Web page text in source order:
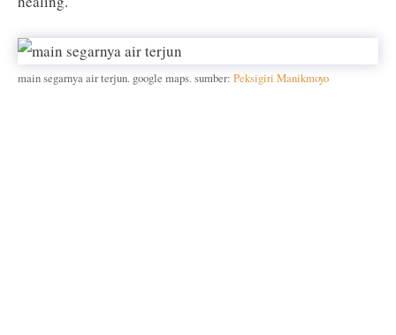
main segarnya air terjun. google maps. sumber: Peksigiri Manikmoyo